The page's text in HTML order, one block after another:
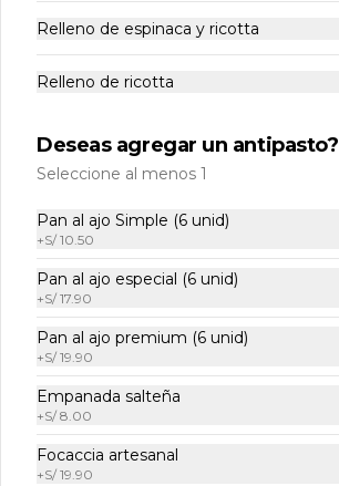
S/ 55.00
congelada
Crema de champiñones y queso
fundido.
S/ 55.00
Lasagna al Pesto
congelada
Pollo, champiñones y salsa pesto.
S/ 55.00
Relleno de espinaca y ricotta
Relleno de ricotta
Deseas agregar un antipasto?
Seleccione al menos 1
Pan al ajo Simple (6 unid)
+S/ 10.50
Pan al ajo especial (6 unid)
+S/ 17.90
Pan al ajo premium (6 unid)
+S/ 19.90
Empanada salteña
+S/ 8.00
Focaccia artesanal
+S/ 19.90